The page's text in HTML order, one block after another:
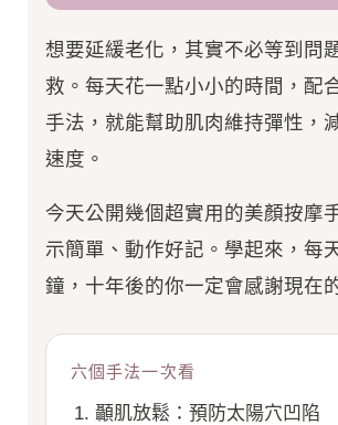
想要延緩老化，其實不必等到問
救。每天花一點小小的時間，配
手法，就能幫助肌肉維持彈性，
速度。
今天公開幾個超實用的美顏按摩
示簡單、動作好記。學起來，每
鐘，十年後的你一定會感謝現在
六個手法一次看
顳肌放鬆：預防太陽穴凹陷